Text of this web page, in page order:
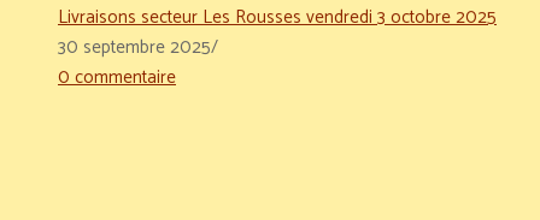
Livraisons secteur Les Rousses vendredi 3 octobre 2025
30 septembre 2025/
0 commentaire